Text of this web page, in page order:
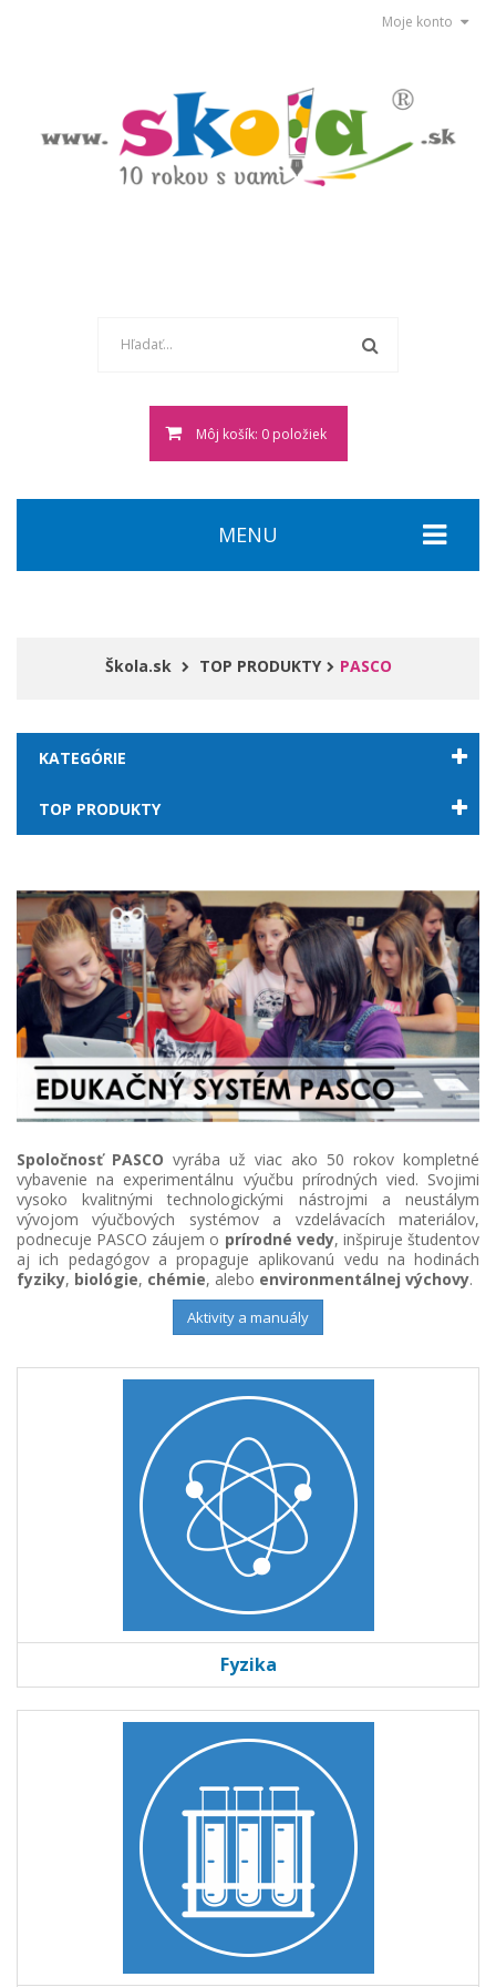
Moje konto
Môj košík: 0 položiek
MENU
Škola.sk TOP PRODUKTY PASCO
KATEGÓRIE
TOP PRODUKTY
Spoločnosť PASCO vyrába už viac ako 50 rokov kompletné
vybavenie na experimentálnu výučbu prírodných vied. Svojimi
vysoko kvalitnými technologickými nástrojmi a neustálym
vývojom výučbových systémov a vzdelávacích materiálov,
podnecuje PASCO záujem o prírodné vedy, inšpiruje študentov
aj ich pedagógov a propaguje aplikovanú vedu na hodinách
fyziky, biológie, chémie, alebo environmentálnej výchovy.
Aktivity a manuály
Fyzika